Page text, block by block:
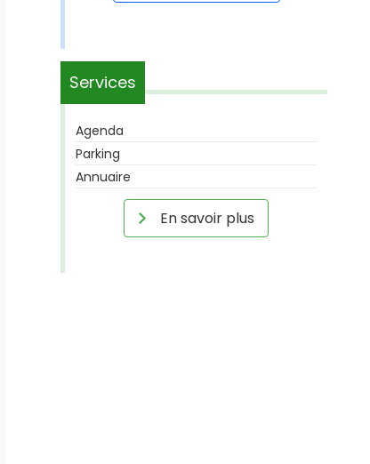
Services
Agenda
Parking
Annuaire
En savoir plus